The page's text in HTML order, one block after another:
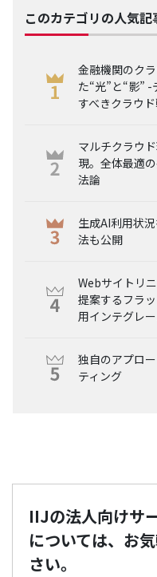
このカテゴリの人気記
金融機関のク
た“光”と“影”
すべきクラウ
マルチクラウ
現。全体最適
法論
生成AI利用状
法も公開
Webサイトリ
提案するフラ
用インテグレ
独自のアプロ
ティング
IIJの法人向けサ
については、お
さい。